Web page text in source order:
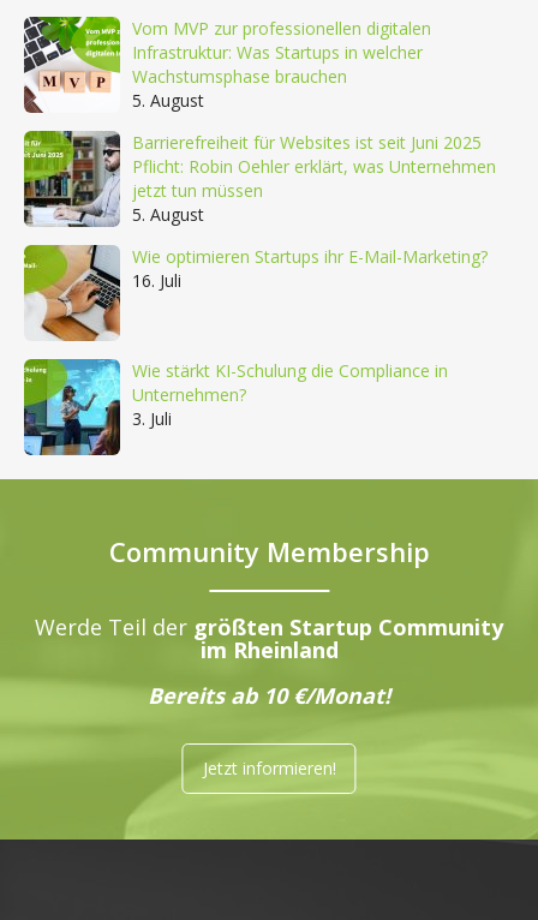
Vom MVP zur professionellen digitalen
Infrastruktur: Was Startups in welcher
Wachstumsphase brauchen
5. August
Barrierefreiheit für Websites ist seit Juni 2025
Pflicht: Robin Oehler erklärt, was Unternehmen
jetzt tun müssen
5. August
Wie optimieren Startups ihr E-Mail-Marketing?
16. Juli
Wie stärkt KI-Schulung die Compliance in
Unternehmen?
3. Juli
Community Membership
Werde Teil der größten Startup Community
im Rheinland
Bereits ab 10 €/Monat!
Jetzt informieren!